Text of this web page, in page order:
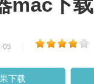
05
下载